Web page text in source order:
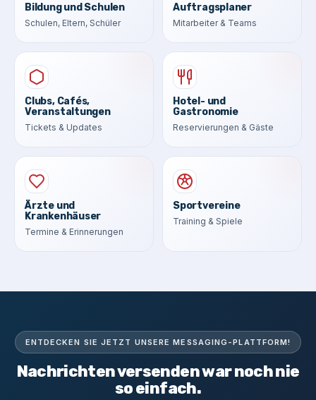
Bildung und Schulen
Schulen, Eltern, Schüler
Auftragsplaner
Mitarbeiter & Teams
Clubs, Cafés,
Veranstaltungen
Tickets & Updates
Hotel- und
Gastronomie
Reservierungen & Gäste
Ärzte und
Krankenhäuser
Termine & Erinnerungen
Sportvereine
Training & Spiele
ENTDECKEN SIE JETZT UNSERE MESSAGING-PLATTFORM!
Nachrichten versenden war noch nie
so einfach.